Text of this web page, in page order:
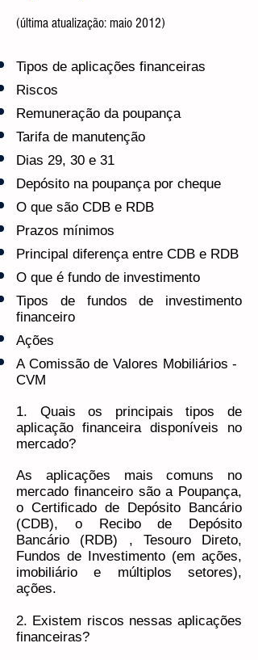
(última atualização: maio 2012)
Tipos de aplicações financeiras
Riscos
Remuneração da poupança
Tarifa de manutenção
Dias 29, 30 e 31
Depósito na poupança por cheque
O que são CDB e RDB
Prazos mínimos
Principal diferença entre CDB e RDB
O que é fundo de investimento
Tipos de fundos de investimento
financeiro
Ações
A Comissão de Valores Mobiliários - ​
CVM
1. Quais os principais tipos de
aplicação financeira disponíveis no
mercado?
As aplicações mais comuns no
mercado financeiro são a Poupança,
o Certificado de Depósito Bancário
(CDB), o Recibo de Depósito
Bancário (RDB) , Tesouro Direto,
Fundos de Investimento (em ações,
imobiliário e múltiplos setores),
ações.
2. Existem riscos nessas aplicações
financeiras?